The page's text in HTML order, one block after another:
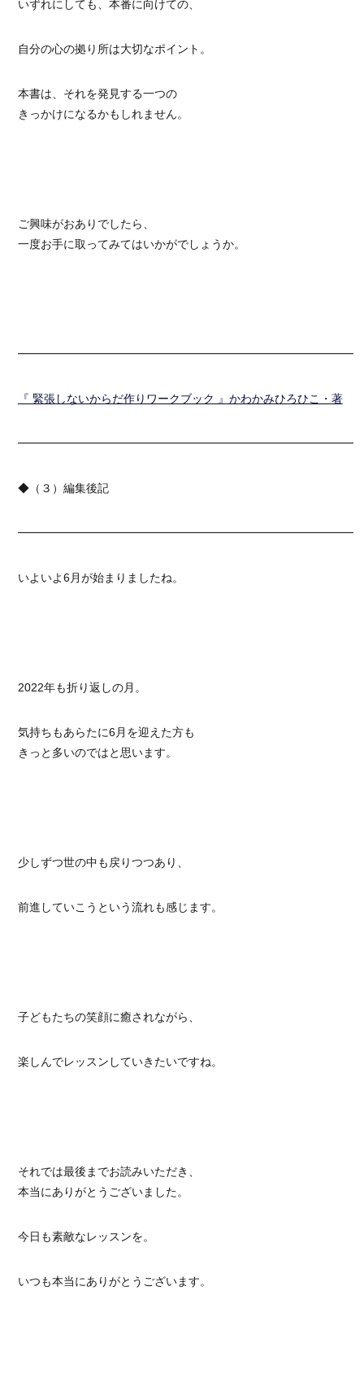
いずれにしても、本番に向けての、
自分の心の拠り所は大切なポイント。
本書は、それを発見する一つの
きっかけになるかもしれません。
ご興味がおありでしたら、
一度お手に取ってみてはいかがでしょうか。
『 緊張しないからだ作りワークブック 』かわかみひろひこ・著
◆（３）編集後記
いよいよ6月が始まりましたね。
2022年も折り返しの月。
気持ちもあらたに6月を迎えた方も
きっと多いのではと思います。
少しずつ世の中も戻りつつあり、
前進していこうという流れも感じます。
子どもたちの笑顔に癒されながら、
楽しんでレッスンしていきたいですね。
それでは最後までお読みいただき、
本当にありがとうございました。
今日も素敵なレッスンを。
いつも本当にありがとうございます。